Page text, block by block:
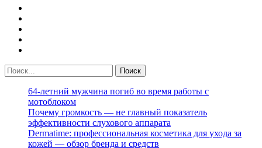
64-летний мужчина погиб во время работы с
мотоблоком
Почему громкость — не главный показатель
эффективности слухового аппарата
Dermatime: профессиональная косметика для ухода за
кожей — обзор бренда и средств